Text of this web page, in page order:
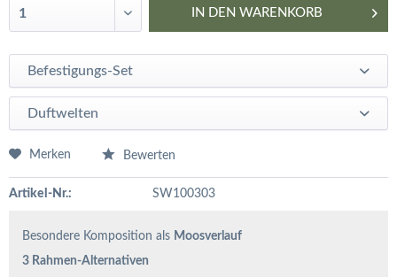
IN DEN WARENKORB
Befestigungs-Set
Duftwelten
Merken Bewerten
Artikel-Nr.: SW100303
Besondere Komposition als Moosverlauf
3 Rahmen-Alternativen